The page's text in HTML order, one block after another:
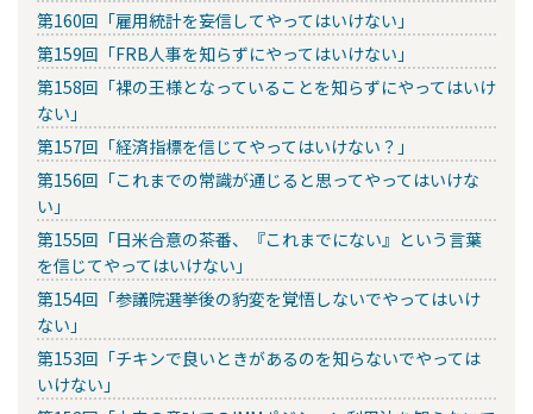
第160回「雇用統計を妄信してやってはいけない」
第159回「FRB人事を知らずにやってはいけない」
第158回「裸の王様となっていることを知らずにやってはいけ
ない」
第157回「経済指標を信じてやってはいけない？」
第156回「これまでの常識が通じると思ってやってはいけな
い」
第155回「日米合意の茶番、『これまでにない』という言葉
を信じてやってはいけない」
第154回「参議院選挙後の豹変を覚悟しないでやってはいけ
ない」
第153回「チキンで良いときがあるのを知らないでやっては
いけない」